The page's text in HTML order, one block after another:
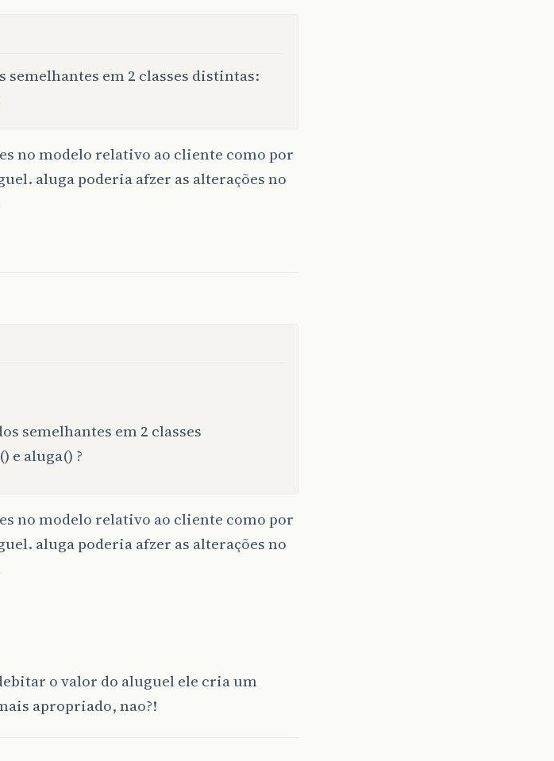
semelhantes em 2 classes distintas:
no modelo relativo ao cliente como por
aluga poderia afzer as alterações no
semelhantes em 2 classes
e aluga() ?
no modelo relativo ao cliente como por
aluga poderia afzer as alterações no
o valor do aluguel ele cria um
apropriado, nao?!